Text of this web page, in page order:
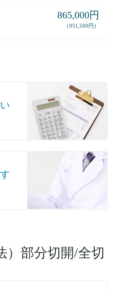
865,000円
（951,500円）
）部分切開/全切